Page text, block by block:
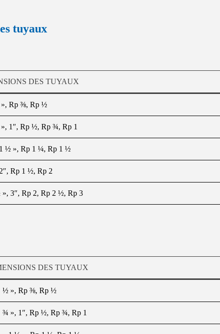
tuyaux
DES TUYAUX
Rp ⅜, Rp ½
1″, Rp ½, Rp ¾, Rp 1
½ », Rp 1 ¼, Rp 1 ½
Rp 1 ½, Rp 2
», 3″, Rp 2, Rp 2 ½, Rp 3
DES TUYAUX
½ », Rp ⅜, Rp ½
¾ », 1″, Rp ½, Rp ¾, Rp 1